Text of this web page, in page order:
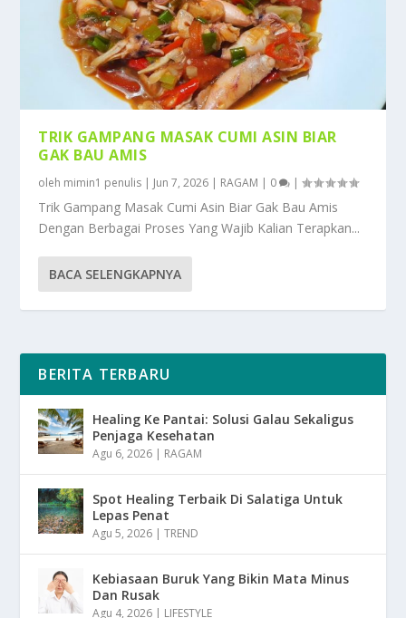
TRIK GAMPANG MASAK CUMI ASIN BIAR
GAK BAU AMIS
oleh mimin1 penulis | Jun 7, 2026 | RAGAM | 0 |
Trik Gampang Masak Cumi Asin Biar Gak Bau Amis
Dengan Berbagai Proses Yang Wajib Kalian Terapkan...
BACA SELENGKAPNYA
BERITA TERBARU
Healing Ke Pantai: Solusi Galau Sekaligus
Penjaga Kesehatan
Agu 6, 2026 | RAGAM
Spot Healing Terbaik Di Salatiga Untuk
Lepas Penat
Agu 5, 2026 |TREND
Kebiasaan Buruk Yang Bikin Mata Minus
Dan Rusak
Agu 4, 2026 | LIFESTYLE